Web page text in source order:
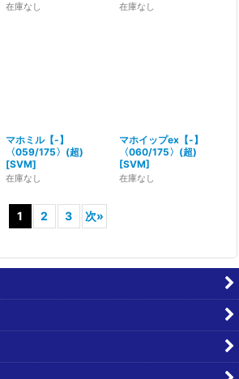
在庫なし 在庫なし
マホミル【-】
〈059/175〉(超)
[SVM]
在庫なし
マホイップex【-】
〈060/175〉(超)
[SVM]
在庫なし
1 2 3 次»